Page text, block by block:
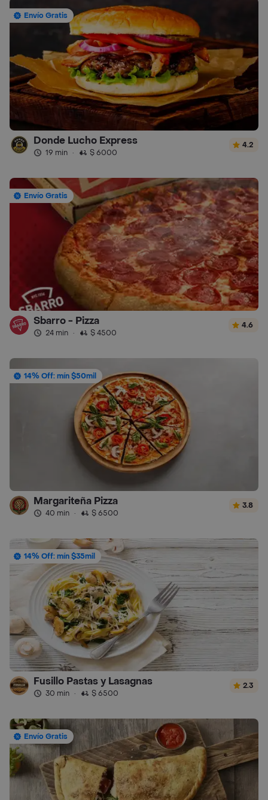
Envío Gratis
Donde Lucho Express
19 min · $ 6000
4.2
Envío Gratis
Sbarro - Pizza
24 min · $ 4500
4.6
14% Off: mín $50mil
Margariteña Pizza
40 min · $ 6500
3.8
14% Off: mín $35mil
Fusillo Pastas y Lasagnas
30 min · $ 6500
2.3
Envío Gratis